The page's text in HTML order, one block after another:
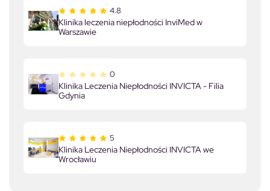
4.8
Klinika leczenia niepłodności InviMed w
Warszawie
0
Klinika Leczenia Niepłodności INVICTA - Filia
Gdynia
5
Klinika Leczenia Niepłodności INVICTA we
Wrocławiu